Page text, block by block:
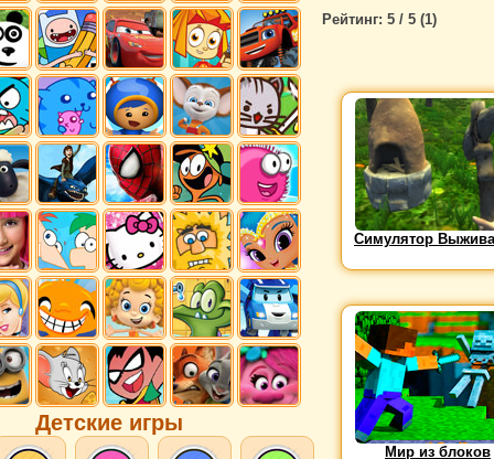
Детские игры
Рейтинг: 5 / 5 (1)
Симулятор
Мир из блоков